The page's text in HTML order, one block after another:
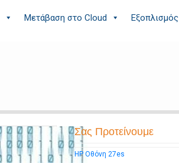
Μετάβαση στο Cloud Εξοπλισμός
Σας Προτείνουμε
HP Οθόνη 27es